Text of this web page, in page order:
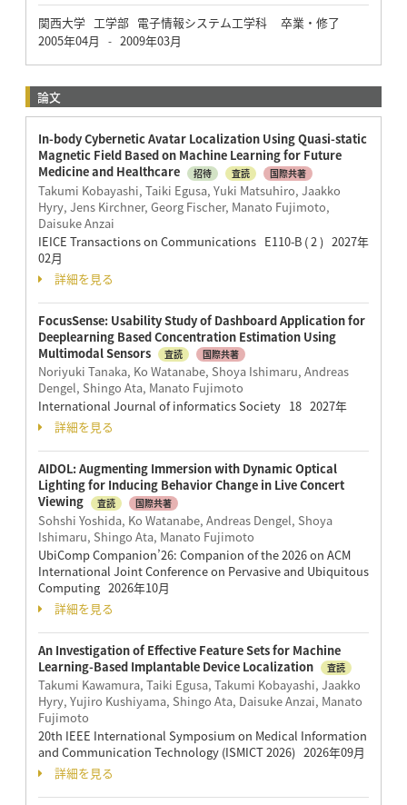
関西大学 工学部 電子情報システム工学科 卒業・修了
2005年04月
- 2009年03月
論文
In-body Cybernetic Avatar Localization Using Quasi-static
Magnetic Field Based on Machine Learning for Future
Medicine and Healthcare
招待 査読 国際共著
Takumi Kobayashi, Taiki Egusa, Yuki Matsuhiro, Jaakko
Hyry, Jens Kirchner, Georg Fischer, Manato Fujimoto,
Daisuke Anzai
IEICE Transactions on Communications E110-B ( 2 ) 2027年
02月
詳細を見る
FocusSense: Usability Study of Dashboard Application for
Deeplearning Based Concentration Estimation Using
Multimodal Sensors
査読 国際共著
Noriyuki Tanaka, Ko Watanabe, Shoya Ishimaru, Andreas
Dengel, Shingo Ata, Manato Fujimoto
International Journal of informatics Society 18 2027年
詳細を見る
AIDOL: Augmenting Immersion with Dynamic Optical
Lighting for Inducing Behavior Change in Live Concert
Viewing
査読 国際共著
Sohshi Yoshida, Ko Watanabe, Andreas Dengel, Shoya
Ishimaru, Shingo Ata, Manato Fujimoto
UbiComp Companion’26: Companion of the 2026 on ACM
International Joint Conference on Pervasive and Ubiquitous
Computing 2026年10月
詳細を見る
An Investigation of Effective Feature Sets for Machine
Learning-Based Implantable Device Localization
査読
Takumi Kawamura, Taiki Egusa, Takumi Kobayashi, Jaakko
Hyry, Yujiro Kushiyama, Shingo Ata, Daisuke Anzai, Manato
Fujimoto
20th IEEE International Symposium on Medical Information
and Communication Technology (ISMICT 2026) 2026年09月
詳細を見る